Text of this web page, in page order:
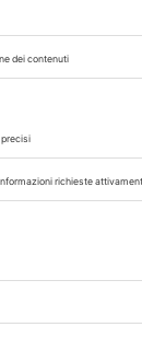
Lo Spallanzani è